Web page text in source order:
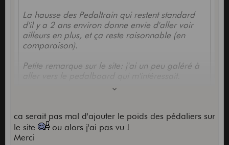
La hausse des Pedaltrain qui restent standard
d'il y a 2 ans environ donne envie d'aller voir
ailleurs en plus, et ça reste raisonnable (en
comparaison).
Petite remarque sur le site: j'ai un peu galéré à
Salut , je suis en train de travailler sur le nouveai
ca serait pas mal d'ajouter le poids des pédaliers sur
le site
ou alors j'ai pas vu !
Merci